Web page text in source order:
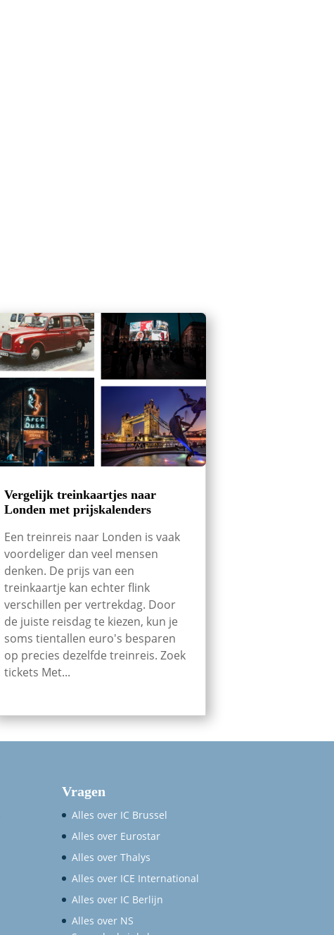
Vergelijk treinkaartjes naar
Londen met prijskalenders
Een treinreis naar Londen is vaak
voordeliger dan veel mensen
denken. De prijs van een
treinkaartje kan echter flink
verschillen per vertrekdag. Door
de juiste reisdag te kiezen, kun je
soms tientallen euro's besparen
op precies dezelfde treinreis. Zoek
tickets Met...
Vragen
Alles over IC Brussel
Alles over Eurostar
Alles over Thalys
Alles over ICE International
Alles over IC Berlijn
Alles over NS